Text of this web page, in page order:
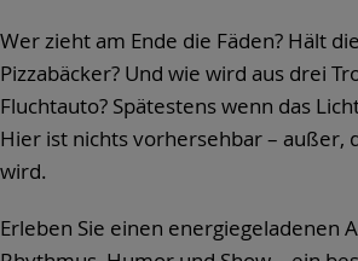
Wer zieht am Ende die Fäden? Hält
Pizzabäcker? Und wie wird aus drei
Fluchtauto? Spätestens wenn das
Hier ist nichts vorhersehbar – außer,
wird.
Erleben Sie einen energiegeladenen